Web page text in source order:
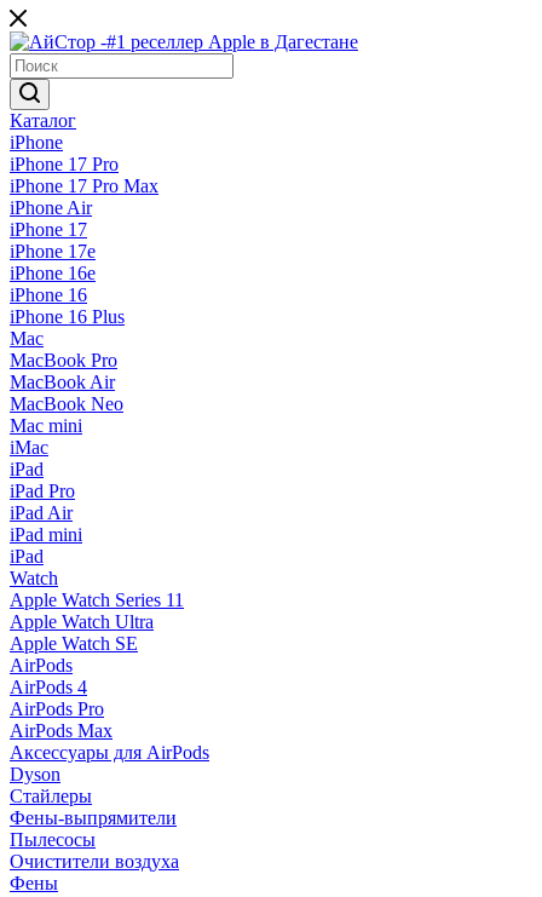
Каталог
iPhone
iPhone 17 Pro
iPhone 17 Pro Max
iPhone Air
iPhone 17
iPhone 17e
iPhone 16e
iPhone 16
iPhone 16 Plus
Mac
MacBook Pro
MacBook Air
MacBook Neo
Mac mini
iMac
iPad
iPad Pro
iPad Air
iPad mini
iPad
Watch
Apple Watch Series 11
Apple Watch Ultra
Apple Watch SE
AirPods
AirPods 4
AirPods Pro
AirPods Max
Аксессуары для AirPods
Dyson
Стайлеры
Фены-выпрямители
Пылесосы
Очистители воздуха
Фены